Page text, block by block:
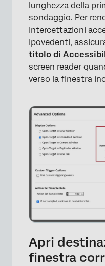
lunghezza della
sondaggio. Per
intercettazioni
ipovedenti,
titolo di
screen reader
verso la finestra
Apri
finestra